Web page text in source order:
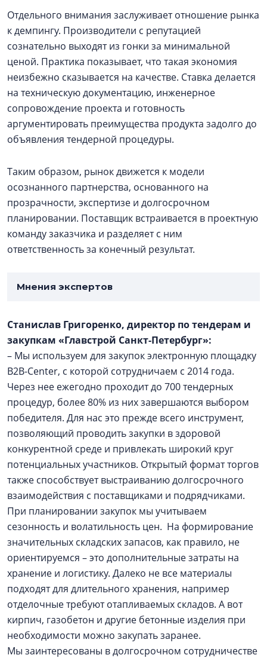
Отдельного внимания заслуживает отношение рынка
к демпингу. Производители с репутацией
сознательно выходят из гонки за минимальной
ценой. Практика показывает, что такая экономия
неизбежно сказывается на качестве. Ставка делается
на техническую документацию, инженерное
сопровождение проекта и готовность
аргументировать преимущества продукта задолго до
объявления тендерной процедуры.
Таким образом, рынок движется к модели
осознанного партнерства, основанного на
прозрачности, экспертизе и долгосрочном
планировании. Поставщик встраивается в проектную
команду заказчика и разделяет с ним
ответственность за конечный результат.
Мнения экспертов
Станислав Григоренко, директор по тендерам и
закупкам «Главстрой Санкт-Петербург»:
– Мы используем для закупок электронную площадку
B2B-Center, с которой сотрудничаем с 2014 года.
Через нее ежегодно проходит до 700 тендерных
процедур, более 80% из них завершаются выбором
победителя. Для нас это прежде всего инструмент,
позволяющий проводить закупки в здоровой
конкурентной среде и привлекать широкий круг
потенциальных участников. Открытый формат торгов
также способствует выстраиванию долгосрочного
взаимодействия с поставщиками и подрядчиками.
При планировании закупок мы учитываем
сезонность и волатильность цен. На формирование
значительных складских запасов, как правило, не
ориентируемся – это дополнительные затраты на
хранение и логистику. Далеко не все материалы
подходят для длительного хранения, например
отделочные требуют отапливаемых складов. А вот
кирпич, газобетон и другие бетонные изделия при
необходимости можно закупать заранее.
Мы заинтересованы в долгосрочном сотрудничестве